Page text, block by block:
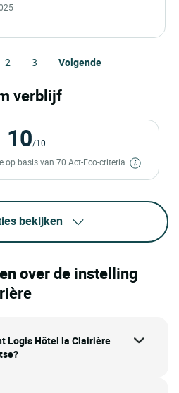
2 3 Volgende
verblijf
10/10
op basis van 70 Act-Eco-criteria
bekijken
over de instelling
Logis Hôtel la Clairière